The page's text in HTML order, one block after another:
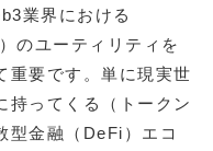
業界における
のユーティリティを
重要です。単に現実世
持ってくる（トークン
型金融（DeFi）エコ